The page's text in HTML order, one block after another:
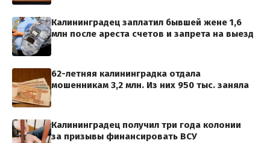
Калининградец заплатил бывшей жене 1,6
млн после ареста счетов и запрета на выезд
62-летняя калининградка отдала
мошенникам 3,2 млн. Из них 950 тыс. заняла
Калининградец получил три года колонии
за призывы финансировать ВСУ